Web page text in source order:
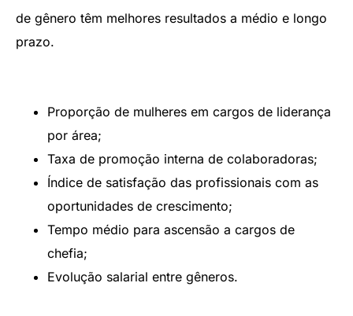
de gênero têm melhores resultados a médio e longo
prazo.
Proporção de mulheres em cargos de liderança
por área;
Taxa de promoção interna de colaboradoras;
Índice de satisfação das profissionais com as
oportunidades de crescimento;
Tempo médio para ascensão a cargos de
chefia;
Evolução salarial entre gêneros.